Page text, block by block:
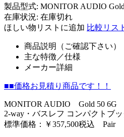
製品型式: MONITOR AUDIO
在庫状況: 在庫切れ
ほしい物リストに追加 比較リス
商品説明（ご確認下さい）
主な特徴／仕様
メーカー詳細
■■価格お見積り商品です！！
MONITOR AUDIO Gold 50 6G
2-way・バスレフ コンパクトブ
標準価格：￥357,500税込 Pair